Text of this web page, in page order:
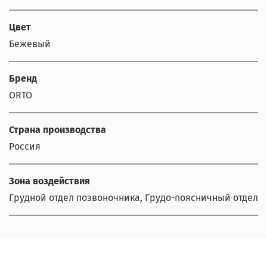
Цвет
Бежевый
Бренд
ORTO
Страна производства
Россия
Зона воздействия
Грудной отдел позвоночника, Грудо-поясничный отдел